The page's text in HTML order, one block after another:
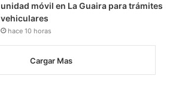
unidad móvil en La Guaira para trámites
vehiculares
hace 10 horas
Cargar Mas